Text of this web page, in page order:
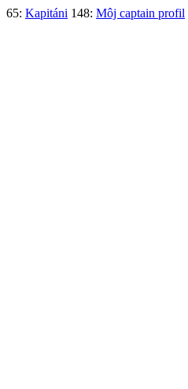
65: Kapitáni 148: Môj captain profil